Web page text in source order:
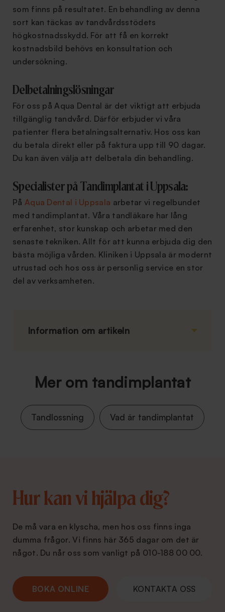
som finns på resultatet. En behandling av denna
sort kan täckas av tandvårdsstödets
högkostnadsskydd. För att få en korrekt
kostnadsbild behövs en konsultation och
undersökning.
Delbetalningslösningar
För oss på Aqua Dental är det viktigt att erbjuda
tillgänglig tandvård. Därför erbjuder vi våra
patienter flera betalningsalternativ. Hos oss kan
du betala direkt eller på faktura upp till 90 dagar.
Du kan även välja att delbetala din behandling.
Specialister på Tandimplantat i Uppsala:
På Aqua Dental i Uppsala arbetar vi regelbundet
med tandimplantat. Våra tandläkare har lång
erfarenhet, stor kunskap och arbetar med den
senaste tekniken. Allt för att kunna erbjuda dig den
bästa möjliga vården. Kliniken i Uppsala är modernt
utrustad och hos oss är personlig service en stor
del av verksamheten.
Information om artikeln
Mer om tandimplantat
Tandlossning Vad är tandimplantat
Hur kan vi hjälpa dig?
De må vara en klyscha, men hos oss finns inga
dumma frågor. Vi finns här 365 dagar om det är
något. Du når oss som vanligt på 010-188 00 00.
BOKA ONLINE KONTAKTA OSS